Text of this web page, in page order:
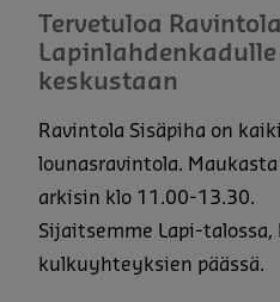
Tervetuloa
keskustaan
Ravintola Sisäpiha on
lounasravintola.
arkisin klo 11.00-13.30.
Sijaitsemme Lapi-talossa,
kulkuyhteyksien päässä.